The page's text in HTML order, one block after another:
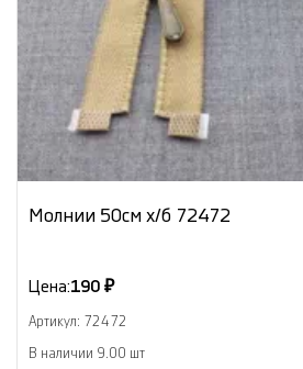
Молнии 50см х/б 72472
Цена:190 ₽
Артикул: 72472
В наличии 9.00 шт